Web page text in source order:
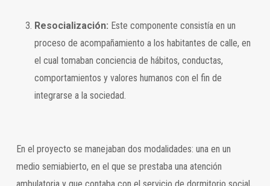
Resocialización: Este componente consistía en un
proceso de acompañamiento a los habitantes de calle, en
el cual tomaban conciencia de hábitos, conductas,
comportamientos y valores humanos con el fin de
integrarse a la sociedad.
En el proyecto se manejaban dos modalidades: una en un
medio semiabierto, en el que se prestaba una atención